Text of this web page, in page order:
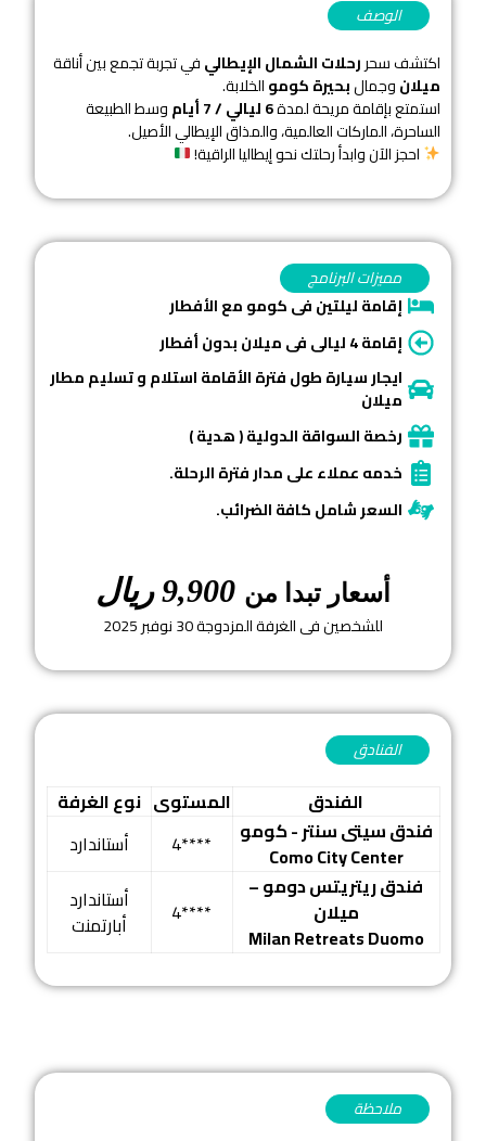
الوصف
اكتشف سحررحلات الشمال الإيطاليفي تجربة تجمع بين أناقة
ميلانوجمالبحيرة كوموالخلابة.
استمتع بإقامة مريحة لمدة6 ليالي / 7 أيام
وسط الطبيعة
الساحرة، الماركات العالمية، والمذاق الإيطالي الأصيل.
احجز الآن وابدأ رحلتك نحو إيطاليا الراقية!
مميزات البرنامج
إقامة ليلتين فى كومو مع الأفطار
إقامة 4 ليالى فى ميلان بدون أفطار
ايجار سيارة طول فترة الأقامة استلام و تسليم مطار
ميلان
رخصة السواقة الدولية ( هدية )
خدمه عملاء على مدار فترة الرحلة.
السعر شامل كافة الضرائب.
أسعار تبدا من
للشخصين فى الغرفة المزدوجة 30 نوفبر 2025
الفنادق
نوع الغرفة المستوى
الفندق
أستاندارد
4****
فندق سيتى سنتر - كومو
Como City Center
أستاندارد
أبارتمنت
4****
فندق ريتريتس دومو –
ميلان
Milan Retreats Duomo
ملاحظة